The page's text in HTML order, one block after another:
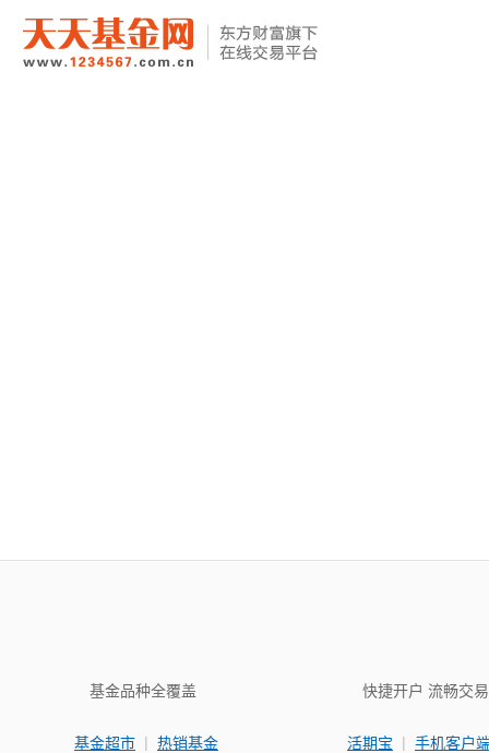
基金品种全覆盖
基金超市 | 热销基金
快捷开户 流畅交易
活期宝 | 手机客户